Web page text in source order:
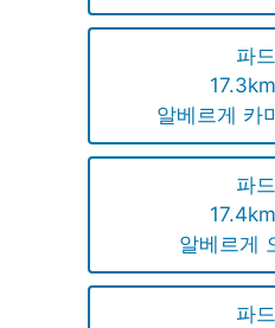
파
알베르게 카
파
알베르게
파